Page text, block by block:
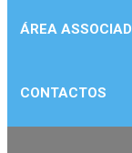
ÁREA
CONTACTOS